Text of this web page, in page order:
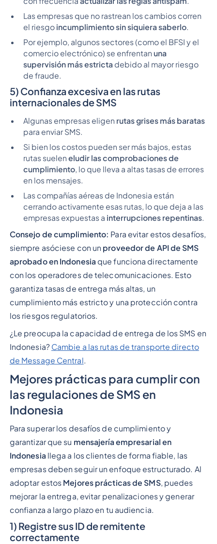
Las empresas que no rastrean los cambios corren
el riesgo incumplimiento sin siquiera saberlo.
Por ejemplo, algunos sectores (como el BFSI y el
comercio electrónico) se enfrentan una
supervisión más estricta debido al mayor riesgo
de fraude.
5) Confianza excesiva en las rutas
internacionales de SMS
Algunas empresas eligen rutas grises más baratas
para enviar SMS.
Si bien los costos pueden ser más bajos, estas
rutas suelen eludir las comprobaciones de
cumplimiento, lo que lleva a altas tasas de errores
en los mensajes.
Las compañías aéreas de Indonesia están
cerrando activamente esas rutas, lo que deja a las
empresas expuestas a interrupciones repentinas.
Consejo de cumplimiento: Para evitar estos desafíos,
siempre asóciese con un proveedor de API de SMS
aprobado en Indonesiaque funciona directamente
con los operadores de telecomunicaciones. Esto
garantiza tasas de entrega más altas, un
cumplimiento más estricto y una protección contra
los riesgos regulatorios.
¿Le preocupa la capacidad de entrega de los SMS en
Indonesia? Cambie a las rutas de transporte directo
de Message Central.
Mejores prácticas para cumplir con
las regulaciones de SMS en
Indonesia
Para superar los desafíos de cumplimiento y
garantizar que su mensajería empresarial en
Indonesiallega a los clientes de forma fiable, las
empresas deben seguir un enfoque estructurado. Al
adoptar estos Mejores prácticas de SMS, puedes
mejorar la entrega, evitar penalizaciones y generar
confianza a largo plazo en tu audiencia.
1) Registre sus ID de remitente
correctamente